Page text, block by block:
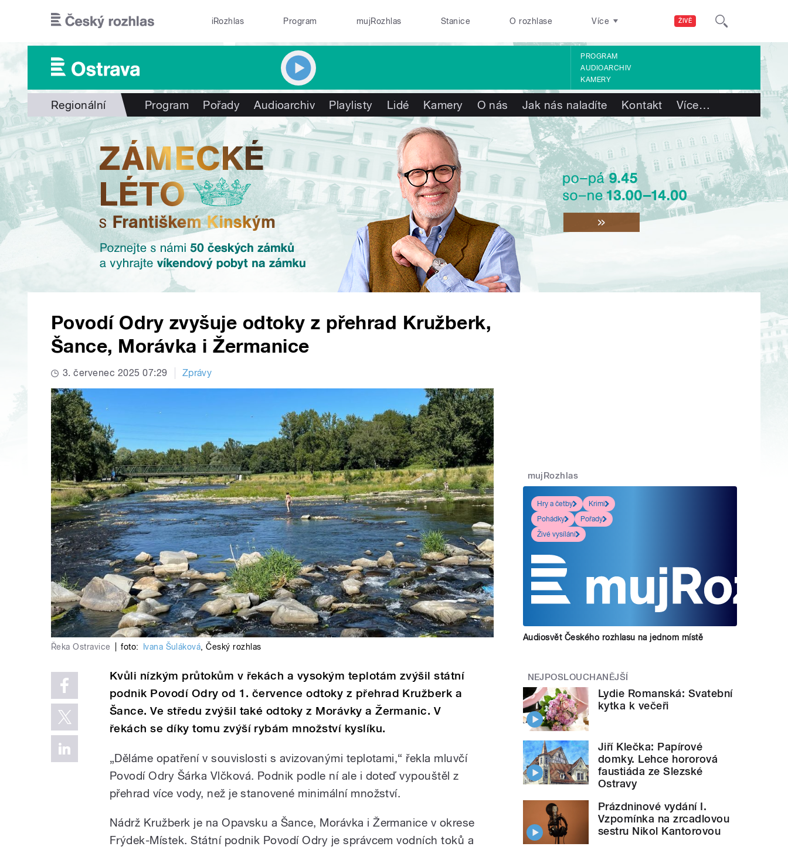
ŽIVĚ
iRozhlas Program mujRozhlas Stanice O rozhlase Více
PROGRAM
AUDIOARCHIV
KAMERY
Regionální Program Pořady Audioarchiv Playlisty Lidé Kamery O nás Jak nás naladíte Kontakt Více…
Povodí Odry zvyšuje odtoky z přehrad Kružberk,
Šance, Morávka i Žermanice
3. červenec 2025 07:29 Zprávy
Řeka Ostravice foto: Ivana Šuláková,Český rozhlas
Kvůli nízkým průtokům v řekách a vysokým teplotám zvýšil státní
podnik Povodí Odry od 1. července odtoky z přehrad Kružberk a
Šance. Ve středu zvýšil také odtoky z Morávky a Žermanic. V
řekách se díky tomu zvýší rybám množství kyslíku.
„Děláme opatření v souvislosti s avizovanými teplotami,“ řekla mluvčí
Povodí Odry Šárka Vlčková. Podnik podle ní ale i doteď vypouštěl z
přehrad více vody, než je stanovené minimální množství.
Nádrž Kružberk je na Opavsku a Šance, Morávka i Žermanice v okrese
Frýdek-Místek. Státní podnik Povodí Odry je správcem vodních toků a
mujRozhlas
Hry a četby
Krimi
Pohádky
Pořady
Živé vysílání
Audiosvět Českého rozhlasu na jednom místě
NEJPOSLOUCHANĚJŠÍ
Lydie Romanská: Svatební
kytka k večeři
Jiří Klečka: Papírové
domky. Lehce hororová
faustiáda ze Slezské
Ostravy
Prázdninové vydání I.
Vzpomínka na zrcadlovou
sestru Nikol Kantorovou